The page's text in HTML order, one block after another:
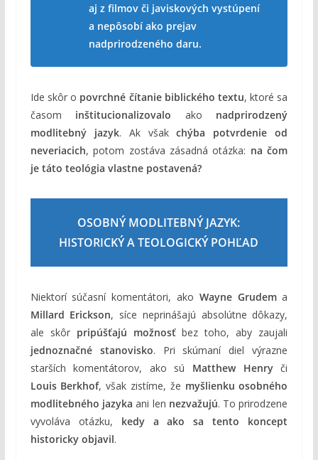
aj z filmov či javiskových vystúpení
a nepôsobí ako prejav
nadprirodzeného daru.
Ide skôr o povrchné čítanie biblického textu, ktoré sa
časom inštitucionalizovalo ako nadprirodzený
modlitebný jazyk. Ak všakchýba potvrdenie od
neveriacich, potom zostáva zásadná otázka: na čom
je táto teológia vlastne postavená?
OSOBNÝ MODLITEBNÝ JAZYK:
HISTORICKÝ A TEOLOGICKÝ POHĽAD
Niektorí súčasní komentátori, ako Wayne Grudema
Millard Erickson, síce neprinášajú absolútne dôkazy,
ale skôr pripúšťajú možnosťbez toho, aby zaujali
jednoznačné stanovisko. Pri skúmaní diel výrazne
starších komentátorov, ako sú Matthew Henryči
Louis Berkhof, však zistíme, že myšlienku osobného
modlitebného jazyka ani len nezvažujú. To prirodzene
vyvoláva otázku, kedy a ako sa tento koncept
historicky objavil.